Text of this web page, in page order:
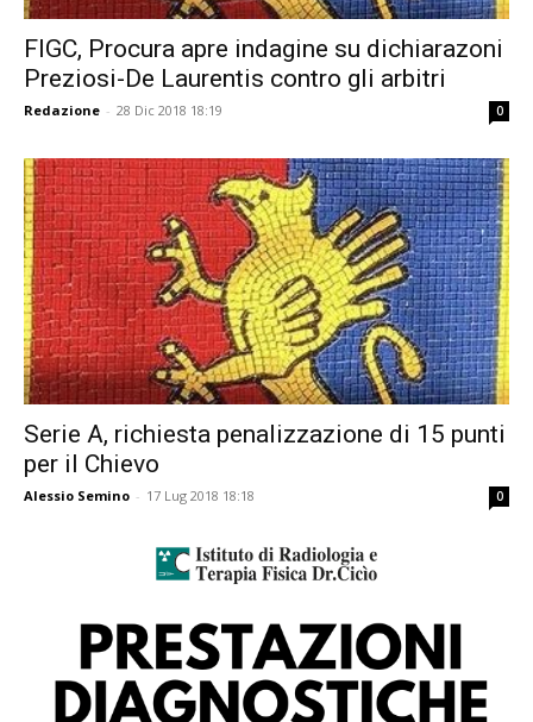
FIGC, Procura apre indagine su dichiarazoni
Preziosi-De Laurentis contro gli arbitri
Redazione - 28 Dic 2018 18:19 0
Serie A, richiesta penalizzazione di 15 punti
per il Chievo
Alessio Semino - 17 Lug 2018 18:18 0